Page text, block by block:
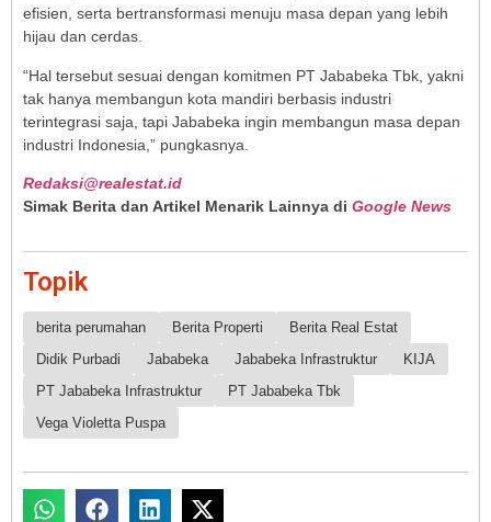
efisien, serta bertransformasi menuju masa depan yang lebih
hijau dan cerdas.
“Hal tersebut sesuai dengan komitmen PT Jababeka Tbk, yakni
tak hanya membangun kota mandiri berbasis industri
terintegrasi saja, tapi Jababeka ingin membangun masa depan
industri Indonesia,” pungkasnya.
Redaksi@realestat.id
Simak Berita dan Artikel Menarik Lainnya di Google News
Topik
berita perumahan Berita Properti
Berita Real Estat
Didik Purbadi
Jababeka Jababeka Infrastruktur
KIJA
PT Jababeka Infrastruktur
PT Jababeka Tbk
Vega Violetta Puspa